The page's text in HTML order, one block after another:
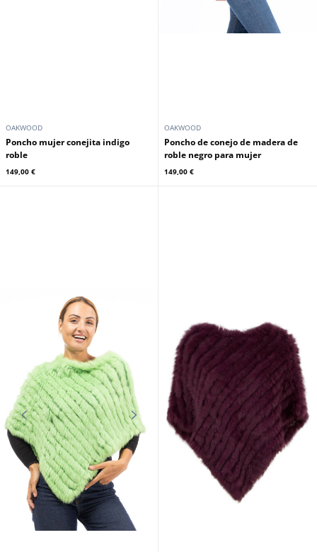
OAKWOOD
Poncho mujer conejita indigo
roble
149,00 €
OAKWOOD
Poncho de conejo de madera de
roble negro para mujer
149,00 €